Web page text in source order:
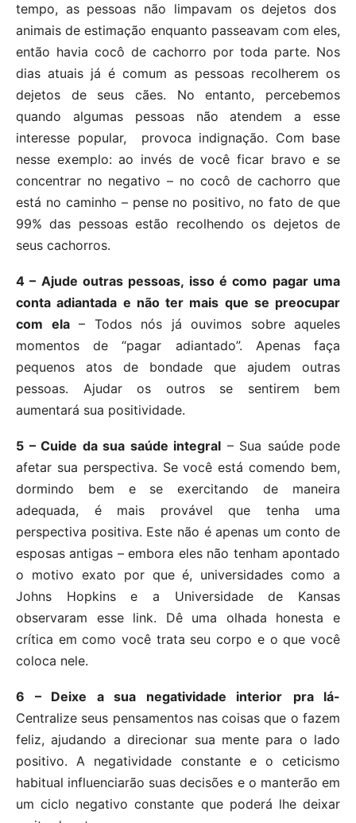
tempo, as pessoas não limpavam os dejetos dos
animais de estimação enquanto passeavam com eles,
então havia cocô de cachorro por toda parte. Nos
dias atuais já é comum as pessoas recolherem os
dejetos de seus cães. No entanto, percebemos
quando algumas pessoas não atendem a esse
interesse popular, provoca indignação. Com base
nesse exemplo: ao invés de você ficar bravo e se
concentrar no negativo – no cocô de cachorro que
está no caminho – pense no positivo, no fato de que
99% das pessoas estão recolhendo os dejetos de
seus cachorros.
4 – Ajude outras pessoas, isso é como pagar uma
conta adiantada e não ter mais que se preocupar
com ela– Todos nós já ouvimos sobre aqueles
momentos de “pagar adiantado”. Apenas faça
pequenos atos de bondade que ajudem outras
pessoas. Ajudar os outros se sentirem bem
aumentará sua positividade.
5 – Cuide da sua saúde integral – Sua saúde pode
afetar sua perspectiva. Se você está comendo bem,
dormindo bem e se exercitando de maneira
adequada, é mais provável que tenha uma
perspectiva positiva. Este não é apenas um conto de
esposas antigas – embora eles não tenham apontado
o motivo exato por que é, universidades como a
Johns Hopkins e a Universidade de Kansas
observaram esse link. Dê uma olhada honesta e
crítica em como você trata seu corpo e o que você
coloca nele.
6 – Deixe a sua negatividade interior
pra lá-
Centralize seus pensamentos nas coisas que o fazem
feliz, ajudando a direcionar sua mente para o lado
positivo. A negatividade constante e o ceticismo
habitual influenciarão suas decisões e o manterão em
um ciclo negativo constante que poderá lhe deixar